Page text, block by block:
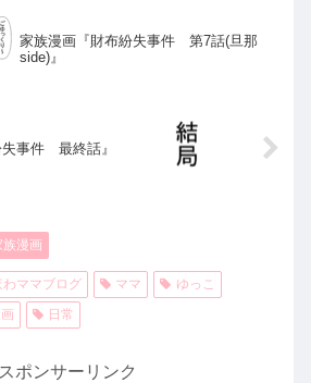
家族漫画『財布紛失事件 第7話(旦那
side)』
事件 最終話』
族漫画
わママブログ ママ
ゆっこ
日常
スポンサーリンク